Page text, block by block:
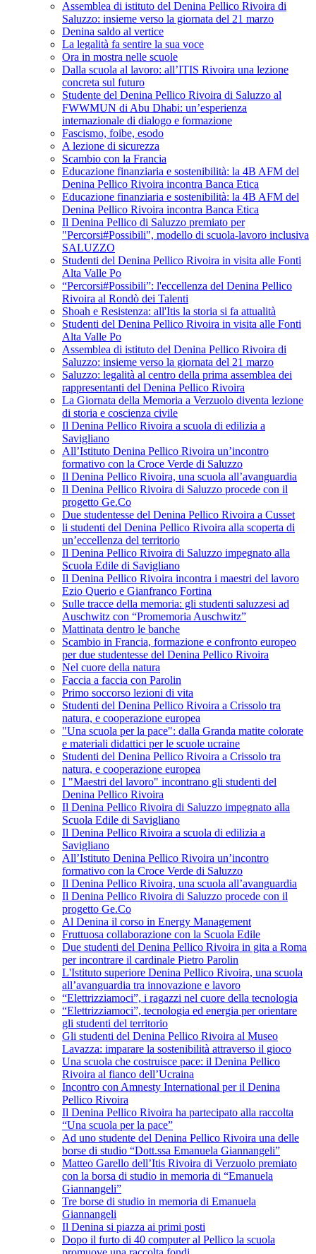
Assemblea di istituto del Denina Pellico Rivoira di
Saluzzo: insieme verso la giornata del 21 marzo
Denina saldo al vertice
La legalità fa sentire la sua voce
Ora in mostra nelle scuole
Dalla scuola al lavoro: all’ITIS Rivoira una lezione
concreta sul futuro
Studente del Denina Pellico Rivoira di Saluzzo al
FWWMUN di Abu Dhabi: un’esperienza
internazionale di dialogo e formazione
Fascismo, foibe, esodo
A lezione di sicurezza
Scambio con la Francia
Educazione finanziaria e sostenibilità: la 4B AFM del
Denina Pellico Rivoira incontra Banca Etica
Educazione finanziaria e sostenibilità: la 4B AFM del
Denina Pellico Rivoira incontra Banca Etica
Il Denina Pellico di Saluzzo premiato per
"Percorsi#Possibili", modello di scuola-lavoro inclusiva
SALUZZO
Studenti del Denina Pellico Rivoira in visita alle Fonti
Alta Valle Po
“Percorsi#Possibili”: l'eccellenza del Denina Pellico
Rivoira al Rondò dei Talenti
Shoah e Resistenza: all'Itis la storia si fa attualità
Studenti del Denina Pellico Rivoira in visita alle Fonti
Alta Valle Po
Assemblea di istituto del Denina Pellico Rivoira di
Saluzzo: insieme verso la giornata del 21 marzo
Saluzzo: legalità al centro della prima assemblea dei
rappresentanti del Denina Pellico Rivoira
La Giornata della Memoria a Verzuolo diventa lezione
di storia e coscienza civile
Il Denina Pellico Rivoira a scuola di edilizia a
Savigliano
All’Istituto Denina Pellico Rivoira un’incontro
formativo con la Croce Verde di Saluzzo
Il Denina Pellico Rivoira, una scuola all’avanguardia
Il Denina Pellico Rivoira di Saluzzo procede con il
progetto Ge.Co
Due studentesse del Denina Pellico Rivoira a Cusset
li studenti del Denina Pellico Rivoira alla scoperta di
un’eccellenza del territorio
Il Denina Pellico Rivoira di Saluzzo impegnato alla
Scuola Edile di Savigliano
Il Denina Pellico Rivoira incontra i maestri del lavoro
Ezio Querio e Gianfranco Fortina
Sulle tracce della memoria: gli studenti saluzzesi ad
Auschwitz con “Promemoria Auschwitz”
Mattinata dentro le banche
Scambio in Francia, formazione e confronto europeo
per due studentesse del Denina Pellico Rivoira
Nel cuore della natura
Faccia a faccia con Parolin
Primo soccorso lezioni di vita
Studenti del Denina Pellico Rivoira a Crissolo tra
natura, e cooperazione europea
"Una scuola per la pace": dalla Granda matite colorate
e materiali didattici per le scuole ucraine
Studenti del Denina Pellico Rivoira a Crissolo tra
natura, e cooperazione europea
I "Maestri del lavoro" incontrano gli studenti del
Denina Pellico Rivoira
Il Denina Pellico Rivoira di Saluzzo impegnato alla
Scuola Edile di Savigliano
Il Denina Pellico Rivoira a scuola di edilizia a
Savigliano
All’Istituto Denina Pellico Rivoira un’incontro
formativo con la Croce Verde di Saluzzo
Il Denina Pellico Rivoira, una scuola all’avanguardia
Il Denina Pellico Rivoira di Saluzzo procede con il
progetto Ge.Co
Al Denina il corso in Energy Management
Fruttuosa collaborazione con la Scuola Edile
Due studenti del Denina Pellico Rivoira in gita a Roma
per incontrare il cardinale Pietro Parolin
L'Istituto superiore Denina Pellico Rivoira, una scuola
all’avanguardia tra innovazione e lavoro
“Elettrizziamoci”, i ragazzi nel cuore della tecnologia
“Elettrizziamoci”, tecnologia ed energia per orientare
gli studenti del territorio
Gli studenti del Denina Pellico Rivoira al Museo
Lavazza: imparare la sostenibilità attraverso il gioco
Una scuola che costruisce pace: il Denina Pellico
Rivoira al fianco dell’Ucraina
Incontro con Amnesty International per il Denina
Pellico Rivoira
Il Denina Pellico Rivoira ha partecipato alla raccolta
“Una scuola per la pace”
Ad uno studente del Denina Pellico Rivoira una delle
borse di studio “Dott.ssa Emanuela Giannangeli”
Matteo Garello dell’Itis Rivoira di Verzuolo premiato
con la borsa di studio in memoria di “Emanuela
Giannangeli”
Tre borse di studio in memoria di Emanuela
Giannangeli
Il Denina si piazza ai primi posti
Dopo il furto di 40 computer al Pellico la scuola